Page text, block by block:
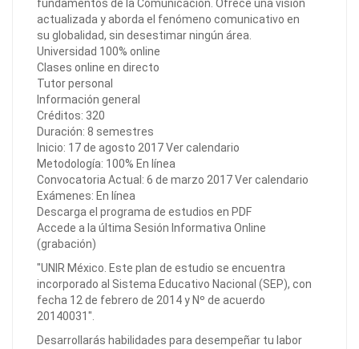
fundamentos de la Comunicación. Ofrece una visión
actualizada y aborda el fenómeno comunicativo en
su globalidad, sin desestimar ningún área.
Universidad 100% online
Clases online en directo
Tutor personal
Información general
Créditos: 320
Duración: 8 semestres
Inicio: 17 de agosto 2017 Ver calendario
Metodología: 100% En línea
Convocatoria Actual: 6 de marzo 2017 Ver calendario
Exámenes: En línea
Descarga el programa de estudios en PDF
Accede a la última Sesión Informativa Online
(grabación)
"UNIR México. Este plan de estudio se encuentra
incorporado al Sistema Educativo Nacional (SEP), con
fecha 12 de febrero de 2014 y Nº de acuerdo
20140031".
Desarrollarás habilidades para desempeñar tu labor